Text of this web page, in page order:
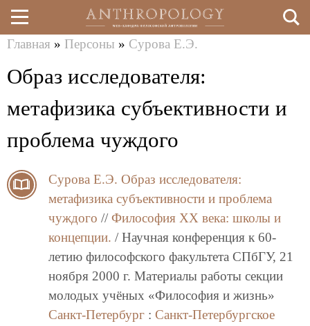
Перейти
к
здесь
Главная » Персоны » Сурова Е.Э.
Образ исследователя:
метафизика субъективности и
проблема чуждого
Сурова Е.Э. Образ исследователя:
метафизика субъективности и проблема
чуждого // Философия XX века: школы и
концепции. / Научная конференция к 60-
летию философского факультета СПбГУ, 21
ноября 2000 г. Материалы работы секции
молодых учёных «Философия и жизнь»
Санкт-Петербург : Санкт-Петербургское